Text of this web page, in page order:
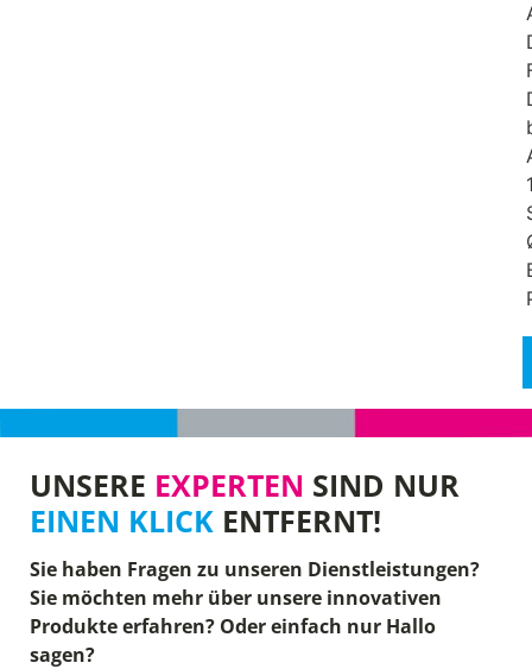
UNSERE EXPERTEN SIND NUR
EINEN KLICK ENTFERNT!
Sie haben Fragen zu unseren Dienstleistungen?
Sie möchten mehr über unsere innovativen
Produkte erfahren? Oder einfach nur Hallo
sagen?